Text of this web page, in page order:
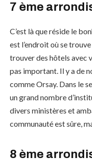
7 ème
C’est là que réside le
est l’endroit où se
trouver des hôtels avec
pas important. Il y a de
comme Orsay. Dans le
un grand nombre
divers ministères et
communauté est sûre,
8 ème